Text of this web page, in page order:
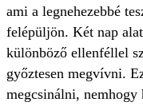
ami a legnehezebbé
felépüljön. Két nap
különböző ellenféllel
győztesen megvívni.
megcsinálni, nemhogy